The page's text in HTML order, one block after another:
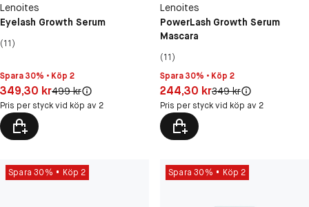
Lenoites
Eyelash Growth Serum
(11)
Spara 30% • Köp 2
Pris: 349,30 kr
349,30 krOriginal pris:
499 kr
Pris per styck vid köp av 2
Lenoites
PowerLash Growth Serum
Mascara
(11)
Spara 30% • Köp 2
Pris: 244,30 kr
244,30 krOriginal pris:
349 kr
Pris per styck vid köp av 2
Spara 30% Köp 2 Spara 30% Köp 2